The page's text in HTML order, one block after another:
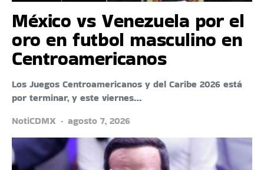
México vs Venezuela por el
oro en futbol masculino en
Centroamericanos
Los Juegos Centroamericanos y del Caribe 2026 está
por terminar, y este viernes…
NotiCDMX
agosto 7, 2026